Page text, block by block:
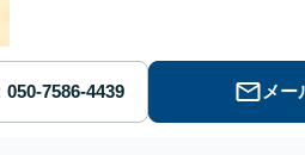
メー